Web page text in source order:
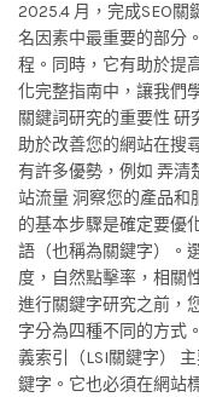
2025.4 月，完成SEO
名因素中最重要的部分
程。同時，它有助於提
化完整指南中，讓我們
關鍵詞研究的重要性
助於改善您的網站在搜
有許多優勢，例如 弄清
站流量 洞察您的產品和
的基本步驟是確定要優
語（也稱為關鍵字）。
度，自然點擊率，相關
進行關鍵字研究之前，
字分為四種不同的方式
義索引（LSI關鍵字）
鍵字。它也必須在網站